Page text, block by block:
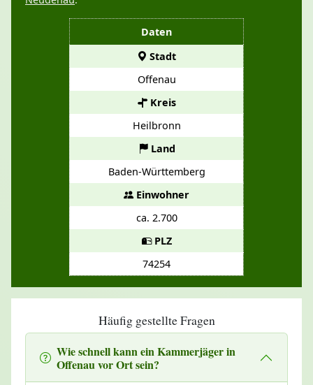
Daten
Stadt
Offenau
Kreis
Heilbronn
Land
Baden-Württemberg
Einwohner
ca. 2.700
PLZ
74254
Häufig gestellte Fragen
Wie schnell kann ein Kammerjäger in
Offenau vor Ort sein?